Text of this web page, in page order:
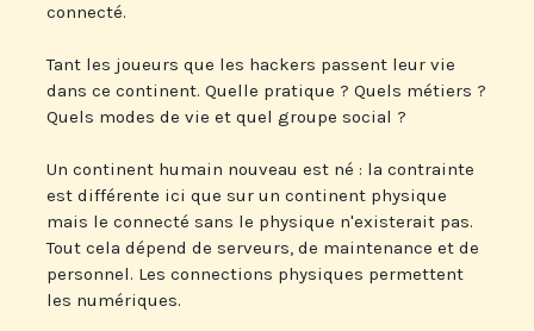
connecté.
Tant les joueurs que les hackers passent leur vie
dans ce continent. Quelle pratique ? Quels métiers ?
Quels modes de vie et quel groupe social ?
Un continent humain nouveau est né : la contrainte
est différente ici que sur un continent physique
mais le connecté sans le physique n'existerait pas.
Tout cela dépend de serveurs, de maintenance et de
personnel. Les connections physiques permettent
les numériques.